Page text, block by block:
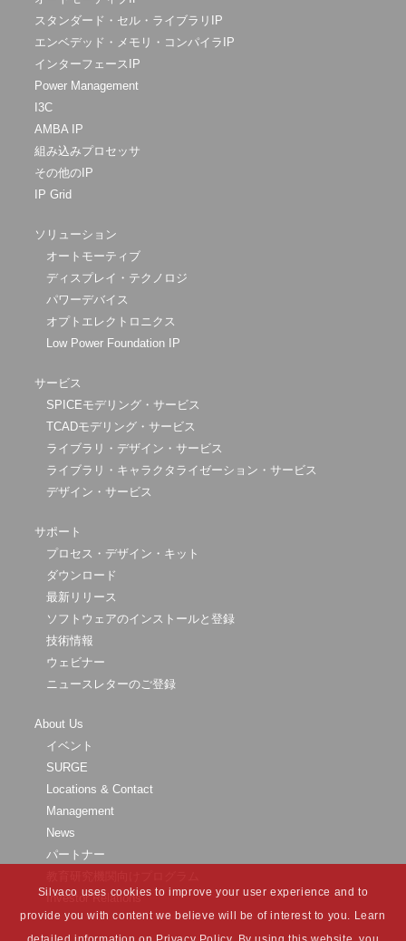
スタンダード・セル・ライブラリIP
エンベデッド・メモリ・コンパイラIP
インターフェースIP
Power Management
I3C
AMBA IP
組み込みプロセッサ
その他のIP
IP Grid
ソリューション
オートモーティブ
ディスプレイ・テクノロジ
パワーデバイス
オプトエレクトロニクス
Low Power Foundation IP
サービス
SPICEモデリング・サービス
TCADモデリング・サービス
ライブラリ・デザイン・サービス
ライブラリ・キャラクタライゼーション・サービス
デザイン・サービス
サポート
プロセス・デザイン・キット
ダウンロード
最新リリース
ソフトウェアのインストールと登録
技術情報
ウェビナー
ニュースレターのご登録
About Us
イベント
SURGE
Locations & Contact
Management
News
パートナー
Investor Relations
Silvaco uses cookies to improve your user experience and to
provide you with content we believe will be of interest to you. Learn